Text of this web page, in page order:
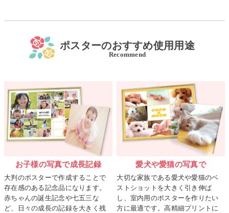
ポスターのおすすめ使用用途
Recommend
お子様の写真で成長記録
大判のポスターで作成することで
存在感のある記念品になります。
赤ちゃんの誕生記念や七五三な
ど、日々の成長の記録を大きく残
愛犬や愛猫の写真で
大切な家族である愛犬や愛猫のベ
ストショットを大きく引き伸ば
し、室内用のポスターを作りたい
方に最適です。高精細プリントに